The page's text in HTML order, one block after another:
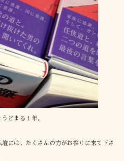
どまる１年。
には、たくさんの方がお参りに来て下さ